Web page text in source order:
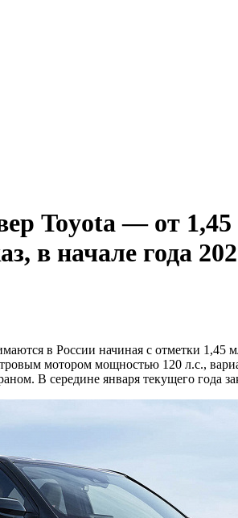
Toyota — от
в начале года
в России начиная с отметки
мотором мощностью 120 л.с.,
В середине января текущего года